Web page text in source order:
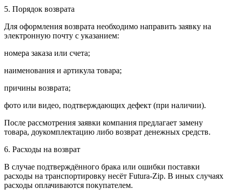
5. Порядок возврата
Для оформления возврата необходимо направить заявку на
электронную почту с указанием:
номера заказа или счета;
наименования и артикула товара;
причины возврата;
фото или видео, подтверждающих дефект (при наличии).
После рассмотрения заявки компания предлагает замену
товара, доукомплектацию либо возврат денежных средств.
6. Расходы на возврат
В случае подтверждённого брака или ошибки поставки
расходы на транспортировку несёт Futura-Zip. В иных случаях
расходы оплачиваются покупателем.